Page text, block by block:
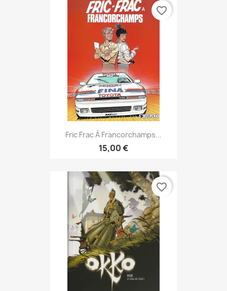
Fric Frac À Francorchamps...
15,00 €
favorite_border
favorite_border